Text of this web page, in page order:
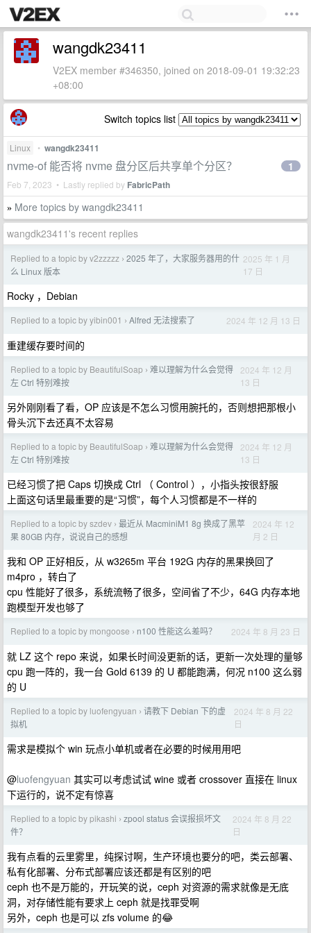
wangdk23411
V2EX member #346350, joined on 2018-09-01 19:32:23
+08:00
Switch topics list
Linux • wangdk23411
nvme-of 能否将 nvme 盘分区后共享单个分区？
Feb 7, 2023 • Lastly replied by FabricPath
1
» More topics by wangdk23411
wangdk23411's recent replies
Replied to a topic by v2zzzzz › 2025 年了，大家服务器用的什
么 Linux 版本
2025 年 1 月
17 日
Rocky ，Debian
Replied to a topic by yibin001 › Alfred 无法搜索了 2024 年 12 月 13 日
重建缓存要时间的
Replied to a topic by BeautifulSoap › 难以理解为什么会觉得
左 Ctrl 特别难按
2024 年 12 月
13 日
另外刚刚看了看，OP 应该是不怎么习惯用腕托的，否则想把那根小
骨头沉下去还真不太容易
Replied to a topic by BeautifulSoap › 难以理解为什么会觉得
左 Ctrl 特别难按
2024 年 12 月
13 日
已经习惯了把 Caps 切换成 Ctrl （ Control ），小指头按很舒服
上面这句话里最重要的是“习惯”，每个人习惯都是不一样的
Replied to a topic by szdev › 最近从 MacminiM1 8g 换成了黑苹
果 80GB 内存，说说自己的感想
2024 年 12
月 2 日
我和 OP 正好相反，从 w3265m 平台 192G 内存的黑果换回了
m4pro ，转白了
cpu 性能好了很多，系统流畅了很多，空间省了不少，64G 内存本地
跑模型开发也够了
Replied to a topic by mongoose › n100 性能这么差吗？ 2024 年 8 月 23 日
就 LZ 这个 repo 来说，如果长时间没更新的话，更新一次处理的量够
cpu 跑一阵的，我一台 Gold 6139 的 U 都能跑满，何况 n100 这么弱
的 U
Replied to a topic by luofengyuan › 请教下 Debian 下的虚
拟机
2024 年 8 月 22
日
需求是模拟个 win 玩点小单机或者在必要的时候用用吧
@luofengyuan 其实可以考虑试试 wine 或者 crossover 直接在 linux
下运行的，说不定有惊喜
Replied to a topic by pikashi › zpool status 会误报损坏文
件？
2024 年 8 月 22
日
我有点看的云里雾里，纯探讨啊，生产环境也要分的吧，类云部署、
私有化部署、分布式部署应该还都是有区别的吧
ceph 也不是万能的，开玩笑的说，ceph 对资源的需求就像是无底
洞，对存储性能有要求上 ceph 就是找罪受啊
另外，ceph 也是可以 zfs volume 的😂